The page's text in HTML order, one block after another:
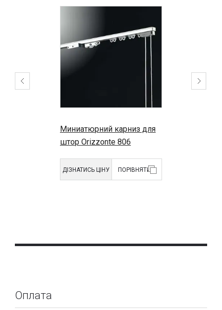
Миниатюрний карниз для
штор Orizzonte 806
ДІЗНАТИСЬ ЦІНУ ПОРІВНЯТИ
Оплата